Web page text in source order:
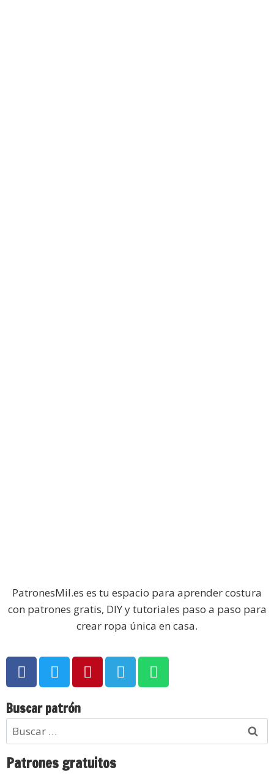
PatronesMil.es es tu espacio para aprender costura
con patrones gratis, DIY y tutoriales paso a paso para
crear ropa única en casa.
Buscar patrón
Patrones gratuitos